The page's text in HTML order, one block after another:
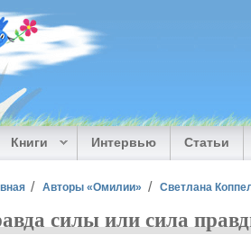
Книги Интервью Статьи
Авторы «Омилии» Светлана
силы или сила